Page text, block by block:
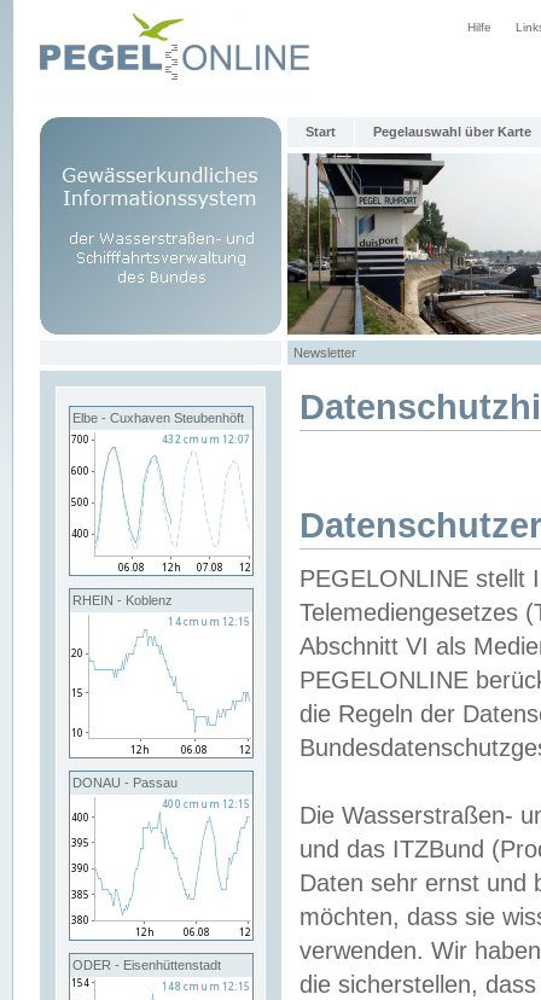
Hilfe
Start Pegelauswahl über Karte
Newsletter
Elbe - Cuxhaven Steubenhöft
RHEIN - Koblenz
DONAU - Passau
ODER - Eisenhüttenstadt
PEGELONLINE stellt
Telemediengesetzes
Abschnitt VI als
PEGELONLINE
die Regeln der
Die Wasserstraßen-
und das ITZBund
Daten sehr ernst und
möchten, dass sie
verwenden. Wir
die sicherstellen,